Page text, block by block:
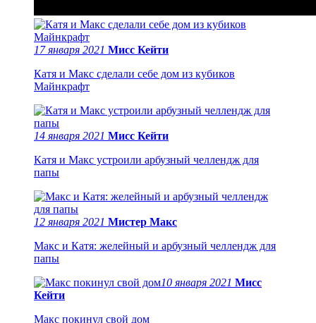
17 января 2021 Мисс Кейти
Катя и Макс сделали себе дом из кубиков
Майнкрафт
14 января 2021 Мисс Кейти
Катя и Макс устроили арбузный челлендж для
папы
12 января 2021 Мистер Макс
Макс и Катя: желейный и арбузный челлендж для
папы
10 января 2021 Мисс
Кейти
Макс покинул свой дом